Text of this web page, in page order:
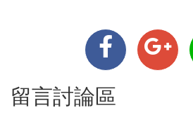
留言討論區